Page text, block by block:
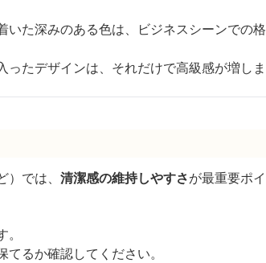
た深みのある色は、ビジネスシーンでの格
ったデザインは、それだけで高級感が増しま
では、 清潔感の維持しやすさが最重要ポイ
るか確認してください。